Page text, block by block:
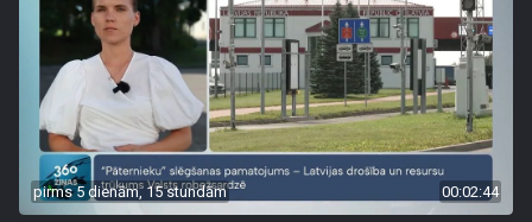
pirms 5 dienām, 15 stundām 00:02:44